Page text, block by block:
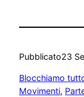
Pubblicato23
Blocchiamo
Movimenti,